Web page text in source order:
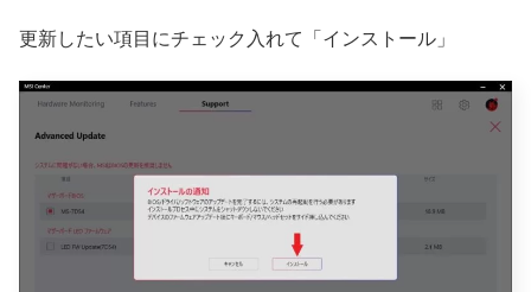
更新したい項目にチェック入れて「インストール」